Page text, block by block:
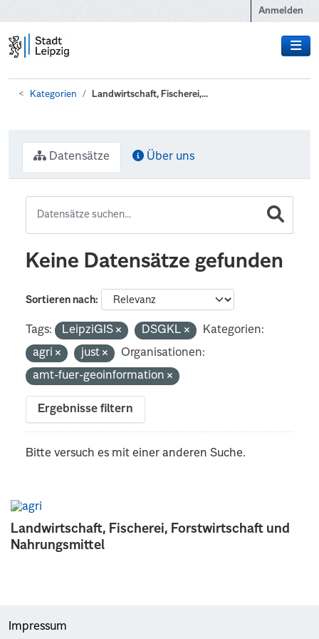
Anmelden
Kategorien Landwirtschaft, Fischerei,...
Landwirtschaft, Fischerei, Forstwirtschaft und
Nahrungsmittel
Datensätze Über uns
Keine Datensätze gefunden
Sortieren nach
Tags: LeipziGIS DSGKL
Kategorien:
agri
just
Organisationen:
amt-fuer-geoinformation
Ergebnisse filtern
Bitte versuch es mit einer anderen Suche.
Impressum